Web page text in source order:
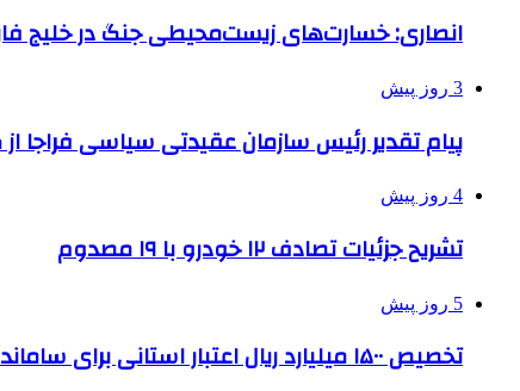
انصاری: خسارت‌های زیست‌محیطی جنگ در خلیج
3 روز پیش
پیام تقدیر رئیس سازمان عقیدتی سیاسی فراجا
4 روز پیش
تشریح جزئیات تصادف ۱۲ خودرو با ۱۹ مصدوم
5 روز پیش
تخصیص ۱۵۰۰ میلیارد ریال اعتبار استانی برای ساماندهی بافت قدیم دزفول